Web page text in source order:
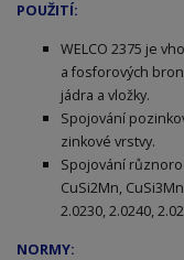
POUŽITÍ:
WELCO 2375 je
a fosforových
jádra a vložky.
Spojování
zinkové vrstvy.
Spojování
CuSi2Mn,
2.0230, 2.0240,
NORMY: